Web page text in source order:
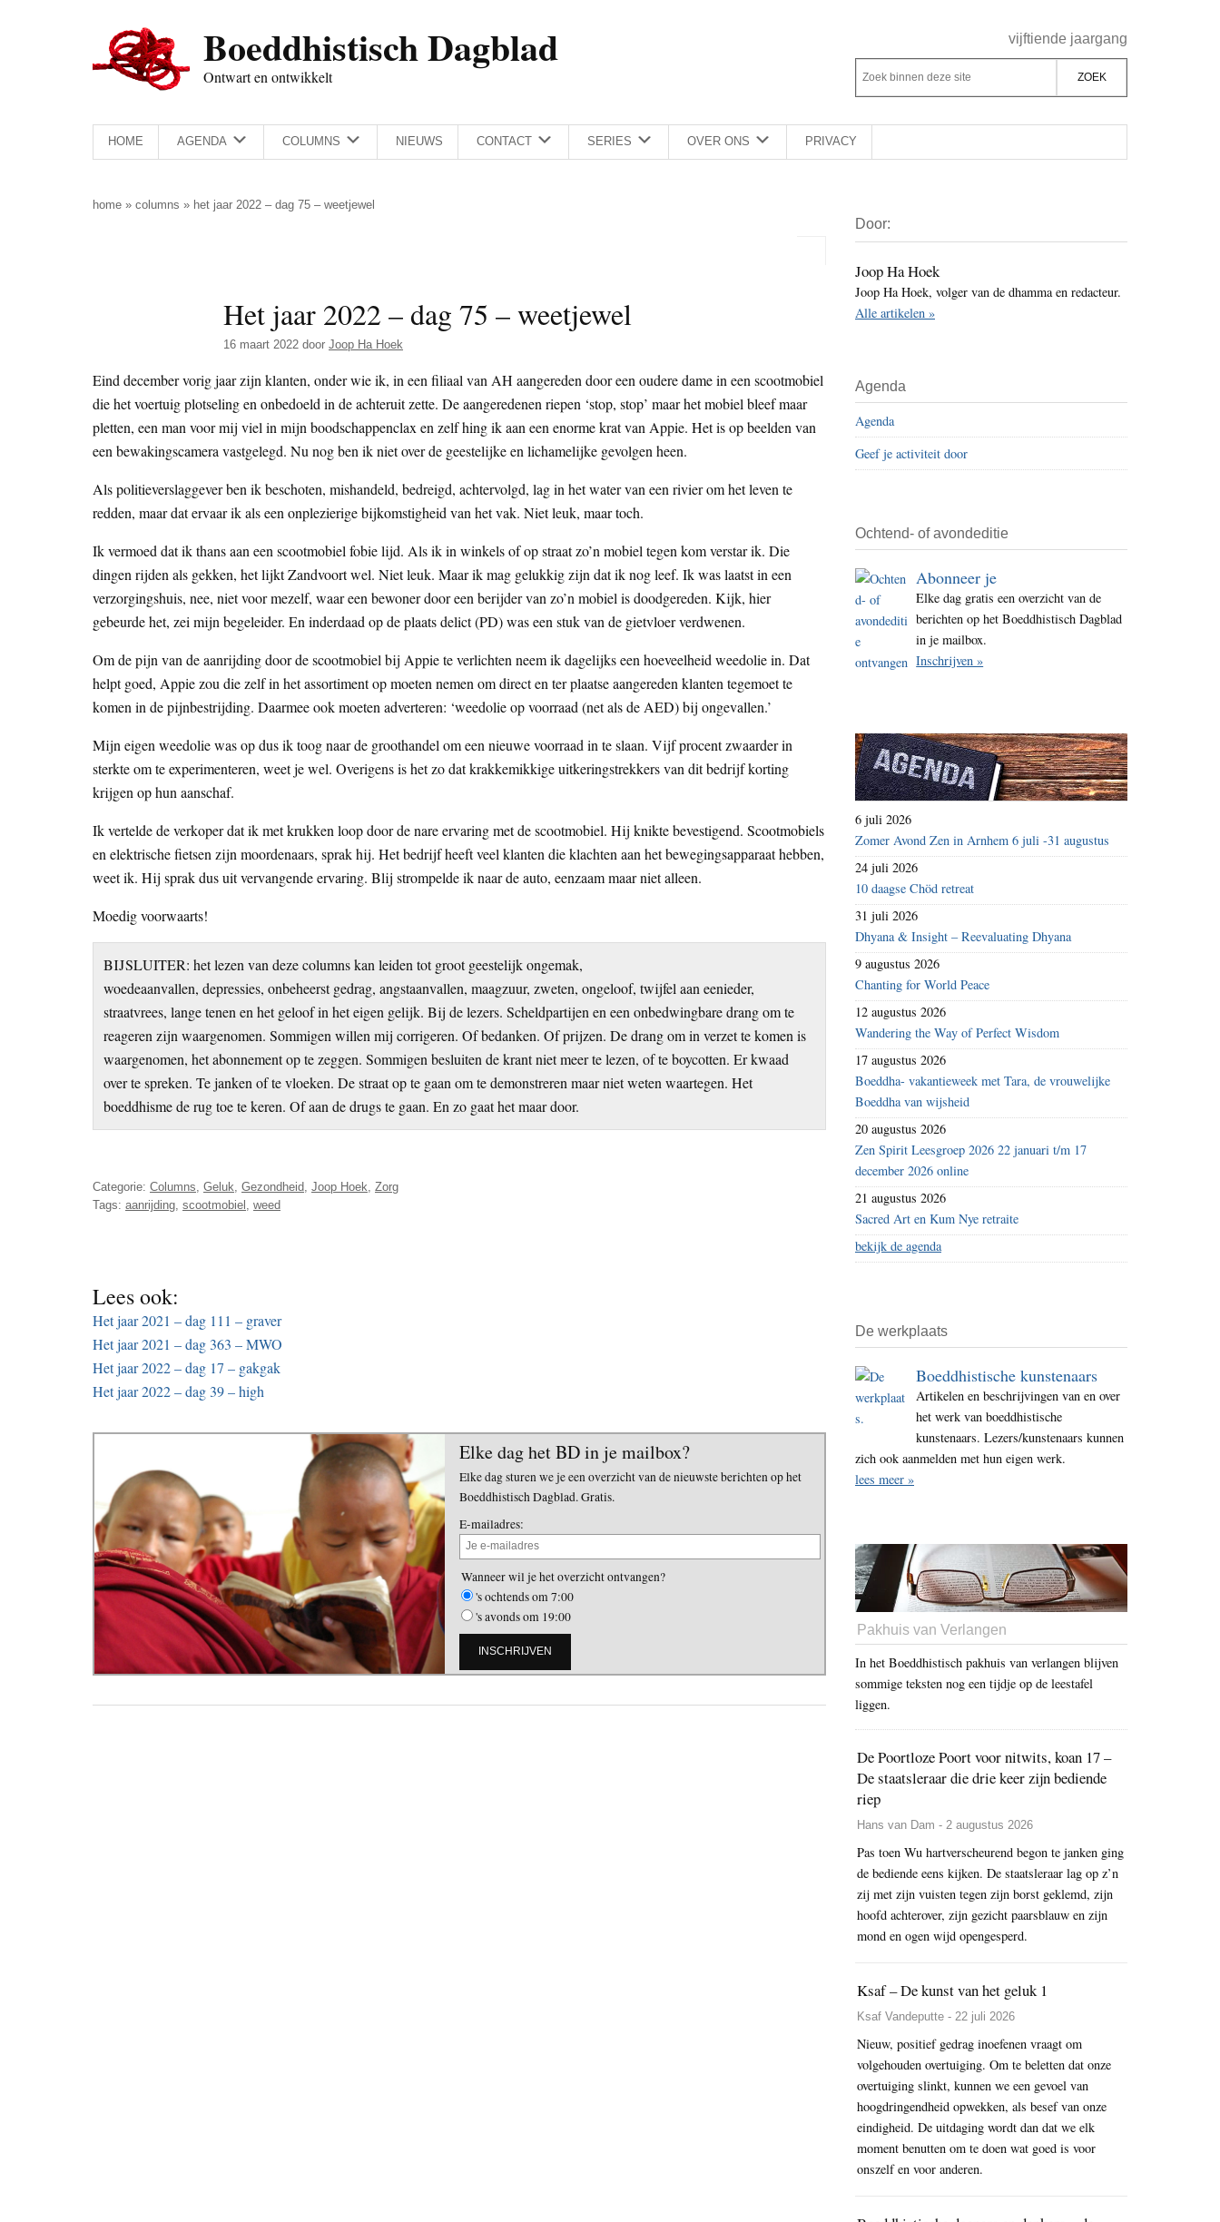
Boeddhistisch Dagblad
Ontwart en ontwikkelt
Rechts
vijftiende jaargang
Z
o
e
k
d
e
z
e
s
t
e
Z
o
k
b
n
n
d
e
s
i
t
e
HOME AGENDA COLUMNS NIEUWS CONTACT SERIES OVER ONS PRIVACY
home » columns » het jaar 2022 – dag 75 – weetjewel
Het jaar 2022 – dag 75 – weetjewel
16 maart 2022 door Joop Ha Hoek
Eind december vorig jaar zijn klanten, onder wie ik, in een filiaal van AH aangereden door een oudere dame in een scootmobiel
die het voertuig plotseling en onbedoeld in de achteruit zette. De aangeredenen riepen ‘stop, stop’ maar het mobiel bleef maar
pletten, een man voor mij viel in mijn boodschappenclax en zelf hing ik aan een enorme krat van Appie. Het is op beelden van
een bewakingscamera vastgelegd. Nu nog ben ik niet over de geestelijke en lichamelijke gevolgen heen.
Als politieverslaggever ben ik beschoten, mishandeld, bedreigd, achtervolgd, lag in het water van een rivier om het leven te
redden, maar dat ervaar ik als een onplezierige bijkomstigheid van het vak. Niet leuk, maar toch.
Ik vermoed dat ik thans aan een scootmobiel fobie lijd. Als ik in winkels of op straat zo’n mobiel tegen kom verstar ik. Die
dingen rijden als gekken, het lijkt Zandvoort wel. Niet leuk. Maar ik mag gelukkig zijn dat ik nog leef. Ik was laatst in een
verzorgingshuis, nee, niet voor mezelf, waar een bewoner door een berijder van zo’n mobiel is doodgereden. Kijk, hier
gebeurde het, zei mijn begeleider. En inderdaad op de plaats delict (PD) was een stuk van de gietvloer verdwenen.
Om de pijn van de aanrijding door de scootmobiel bij Appie te verlichten neem ik dagelijks een hoeveelheid weedolie in. Dat
helpt goed, Appie zou die zelf in het assortiment op moeten nemen om direct en ter plaatse aangereden klanten tegemoet te
komen in de pijnbestrijding. Daarmee ook moeten adverteren: ‘weedolie op voorraad (net als de AED) bij ongevallen.’
Mijn eigen weedolie was op dus ik toog naar de groothandel om een nieuwe voorraad in te slaan. Vijf procent zwaarder in
sterkte om te experimenteren, weet je wel. Overigens is het zo dat krakkemikkige uitkeringstrekkers van dit bedrijf korting
krijgen op hun aanschaf.
Ik vertelde de verkoper dat ik met krukken loop door de nare ervaring met de scootmobiel. Hij knikte bevestigend. Scootmobiels
en elektrische fietsen zijn moordenaars, sprak hij. Het bedrijf heeft veel klanten die klachten aan het bewegingsapparaat hebben,
weet ik. Hij sprak dus uit vervangende ervaring. Blij strompelde ik naar de auto, eenzaam maar niet alleen.
Moedig voorwaarts!
BIJSLUITER: het lezen van deze columns kan leiden tot groot geestelijk ongemak,
woedeaanvallen, depressies, onbeheerst gedrag, angstaanvallen, maagzuur, zweten, ongeloof, twijfel aan eenieder,
straatvrees, lange tenen en het geloof in het eigen gelijk. Bij de lezers. Scheldpartijen en een onbedwingbare drang om te
reageren zijn waargenomen. Sommigen willen mij corrigeren. Of bedanken. Of prijzen. De drang om in verzet te komen is
waargenomen, het abonnement op te zeggen. Sommigen besluiten de krant niet meer te lezen, of te boycotten. Er kwaad
over te spreken. Te janken of te vloeken. De straat op te gaan om te demonstreren maar niet weten waartegen. Het
boeddhisme de rug toe te keren. Of aan de drugs te gaan. En zo gaat het maar door.
Categorie: Columns Geluk Gezondheid Joop Hoek Zorg
Tags: aanrijding scootmobiel weed
Lees ook:
Het jaar 2021 – dag 111 – graver
Het jaar 2021 – dag 363 – MWO
Het jaar 2022 – dag 17 – gakgak
Het jaar 2022 – dag 39 – high
Elke dag het BD in je mailbox?
Elke dag sturen we je een overzicht van de nieuwste berichten op het
Boeddhistisch Dagblad. Gratis.
E-mailadres:
Wanneer wil je het overzicht ontvangen?
's ochtends om 7:00
's avonds om 19:00
Sidebar
Door:
Joop Ha Hoek
Joop Ha Hoek, volger van de dhamma en redacteur.
Alle artikelen »
Agenda
Agenda
Geef je activiteit door
Ochtend- of avondeditie
Abonneer je
Elke dag gratis een overzicht van de
berichten op het Boeddhistisch Dagblad
in je mailbox.
Inschrijven »
6 juli 2026
Zomer Avond Zen in Arnhem 6 juli -31 augustus
24 juli 2026
10 daagse Chöd retreat
31 juli 2026
Dhyana & Insight – Reevaluating Dhyana
9 augustus 2026
Chanting for World Peace
12 augustus 2026
Wandering the Way of Perfect Wisdom
17 augustus 2026
Boeddha- vakantieweek met Tara, de vrouwelijke
Boeddha van wijsheid
20 augustus 2026
Zen Spirit Leesgroep 2026 22 januari t/m 17
december 2026 online
21 augustus 2026
Sacred Art en Kum Nye retraite
bekijk de agenda
De werkplaats
Boeddhistische kunstenaars
Artikelen en beschrijvingen van en over
het werk van boeddhistische
kunstenaars. Lezers/kunstenaars kunnen
zich ook aanmelden met hun eigen werk.
lees meer »
Pakhuis van Verlangen
In het Boeddhistisch pakhuis van verlangen blijven
sommige teksten nog een tijdje op de leestafel
liggen.
De Poortloze Poort voor nitwits, koan 17 –
De staatsleraar die drie keer zijn bediende
riep
Hans van Dam - 2 augustus 2026
Pas toen Wu hartverscheurend begon te janken ging
de bediende eens kijken. De staatsleraar lag op z’n
zij met zijn vuisten tegen zijn borst geklemd, zijn
hoofd achterover, zijn gezicht paarsblauw en zijn
mond en ogen wijd opengesperd.
Ksaf – De kunst van het geluk 1
Ksaf Vandeputte - 22 juli 2026
Nieuw, positief gedrag inoefenen vraagt om
volgehouden overtuiging. Om te beletten dat onze
overtuiging slinkt, kunnen we een gevoel van
hoogdringendheid opwekken, als besef van onze
eindigheid. De uitdaging wordt dan dat we elk
moment benutten om te doen wat goed is voor
onszelf en voor anderen.